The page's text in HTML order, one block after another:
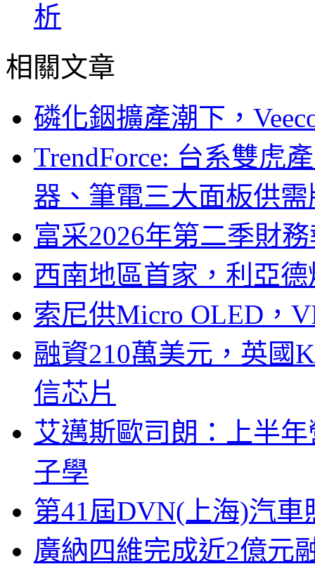
析
相關文章
磷化銦擴產潮下，
TrendForce: 台系雙虎
器、筆電三大面板供需
富采2026年第二季財
西南地區首家，利亞
索尼供Micro OLED，
融資210萬美元，英國
信芯片
艾邁斯歐司朗：上半
子學
第41屆DVN(上海)汽
廣納四維完成近2億元